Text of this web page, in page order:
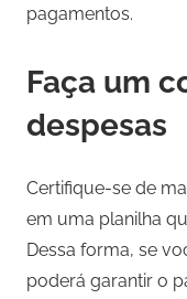
pagamentos.
Faça um
despesas
Certifique-se de
em uma planilha
Dessa forma, se
poderá garantir o